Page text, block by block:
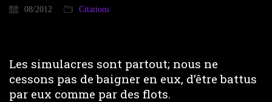
08/2012 Citations
Les simulacres sont partout; nous ne
cessons pas de baigner en eux, d’être battus
par eux comme par des flots.